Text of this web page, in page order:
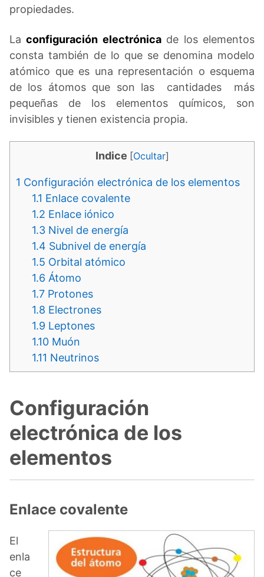
propiedades.
Laconfiguración electrónicade los elementos
consta también de lo que se denomina modelo
atómico que es una representación o esquema
de los átomos que son las cantidades más
pequeñas de los elementos químicos, son
invisibles y tienen existencia propia.
Indice [Ocultar]
1 Configuración electrónica de los elementos
1.1 Enlace covalente
1.2 Enlace iónico
1.3 Nivel de energía
1.4 Subnivel de energía
1.5 Orbital atómico
1.6 Átomo
1.7 Protones
1.8 Electrones
1.9 Leptones
1.10 Muón
1.11 Neutrinos
Configuración
electrónica de los
elementos
Enlace covalente
El
enla
ce